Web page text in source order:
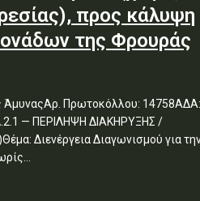
προς κάλυψη
της Φρουράς
ΆμυναςΑρ. Πρωτοκόλλου: 14758ΑΔΑ:
— ΠΕΡΙΛΗΨΗ ΔΙΑΚΗΡΥΞΗΣ /
Διαγωνισμού για την